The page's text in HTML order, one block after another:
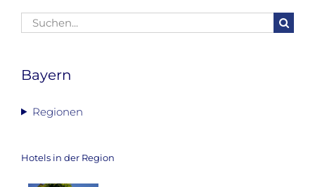
Suche
nach:
Bayern
Regionen
Hotels in der Region